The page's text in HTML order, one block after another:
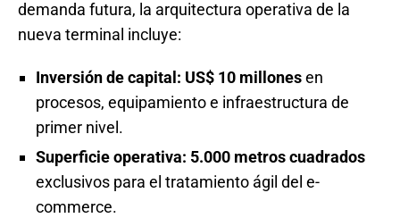
demanda futura, la arquitectura operativa de la
nueva terminal incluye:
Inversión de capital: US$ 10 millonesen
procesos, equipamiento e infraestructura de
primer nivel.
Superficie operativa: 5.000 metros cuadrados
exclusivos para el tratamiento ágil del e-
commerce.